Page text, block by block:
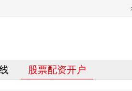
股票配资开户